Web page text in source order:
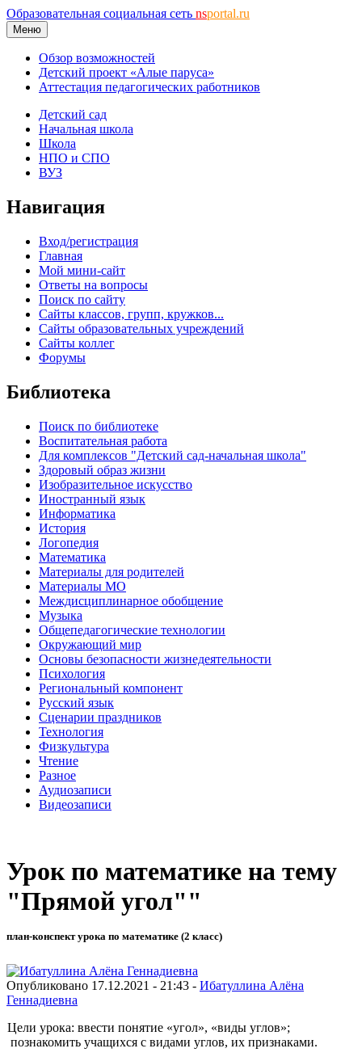
Образовательная социальная сеть nsportal.ru
Меню
Обзор возможностей
Детский проект «Алые паруса»
Аттестация педагогических работников
Детский сад
Начальная школа
Школа
НПО и СПО
ВУЗ
Навигация
Вход/регистрация
Главная
Мой мини-сайт
Ответы на вопросы
Поиск по сайту
Сайты классов, групп, кружков...
Сайты образовательных учреждений
Сайты коллег
Форумы
Библиотека
Поиск по библиотеке
Воспитательная работа
Для комплексов "Детский сад-начальная школа"
Здоровый образ жизни
Изобразительное искусство
Иностранный язык
Информатика
История
Логопедия
Математика
Материалы для родителей
Материалы МО
Междисциплинарное обобщение
Музыка
Общепедагогические технологии
Окружающий мир
Основы безопасности жизнедеятельности
Психология
Региональный компонент
Русский язык
Сценарии праздников
Технология
Физкультура
Чтение
Разное
Аудиозаписи
Видеозаписи
Урок по математике на тему
"Прямой угол""
план-конспект урока по математике (2 класс)
Опубликовано 17.12.2021 - 21:43 - Ибатуллина Алёна
Геннадиевна
Цели урока: ввести понятие «угол», «виды углов»;
познакомить учащихся с видами углов, их признаками.